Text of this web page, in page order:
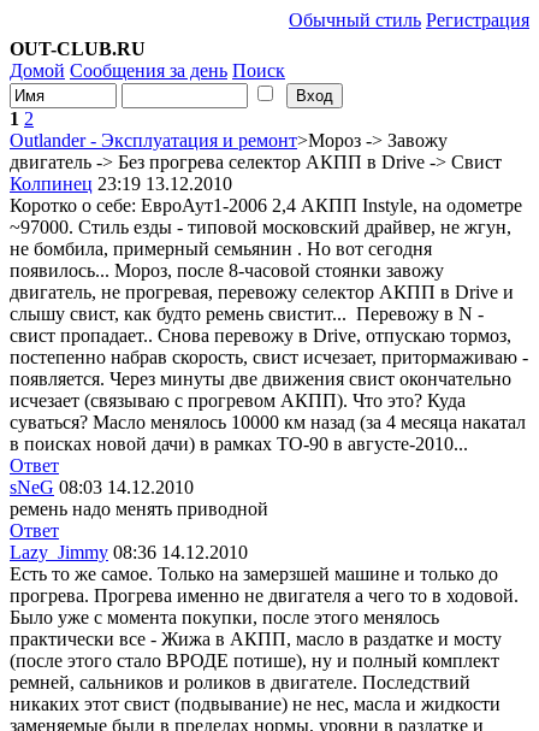
Обычный стиль Регистрация
OUT-CLUB.RU
Домой Сообщения за день Поиск
1 2
Outlander - Эксплуатация и ремонт>Мороз -> Завожу
двигатель -> Без прогрева селектор АКПП в Drive -> Свист
Колпинец 23:19 13.12.2010
Коротко о себе: ЕвроАут1-2006 2,4 АКПП Instyle, на одометре
~97000. Стиль езды - типовой московский драйвер, не жгун,
не бомбила, примерный семьянин . Но вот сегодня
появилось... Мороз, после 8-часовой стоянки завожу
двигатель, не прогревая, перевожу селектор АКПП в Drive и
слышу свист, как будто ремень свистит... Перевожу в N -
свист пропадает.. Снова перевожу в Drive, отпускаю тормоз,
постепенно набрав скорость, свист исчезает, притормаживаю -
появляется. Через минуты две движения свист окончательно
исчезает (связываю с прогревом АКПП). Что это? Куда
суваться? Масло менялось 10000 км назад (за 4 месяца накатал
в поисках новой дачи) в рамках ТО-90 в августе-2010...
Ответ
sNeG 08:03 14.12.2010
ремень надо менять приводной
Ответ
Lazy_Jimmy 08:36 14.12.2010
Есть то же самое. Только на замерзшей машине и только до
прогрева. Прогрева именно не двигателя а чего то в ходовой.
Было уже с момента покупки, после этого менялось
практически все - Жижа в АКПП, масло в раздатке и мосту
(после этого стало ВРОДЕ потише), ну и полный комплект
ремней, сальников и роликов в двигателе. Последствий
никаких этот свист (подвывание) не нес, масла и жидкости
заменяемые были в пределах нормы, уровни в раздатке и